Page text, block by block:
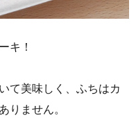
キ！
て美味しく、ふちはカ
りません。